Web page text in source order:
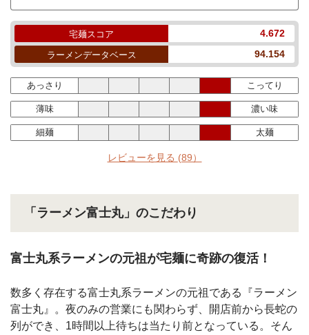
宅麺スコア 4.672
ラーメンデータベース 94.154
あっさり こってり
薄味 濃い味
細麺 太麺
レビューを見る (89）
「ラーメン富士丸」のこだわり
富士丸系ラーメンの元祖が宅麺に奇跡の復活！
数多く存在する富士丸系ラーメンの元祖である『ラーメン
富士丸』。夜のみの営業にも関わらず、開店前から長蛇の
列ができ、1時間以上待ちは当たり前となっている。そん